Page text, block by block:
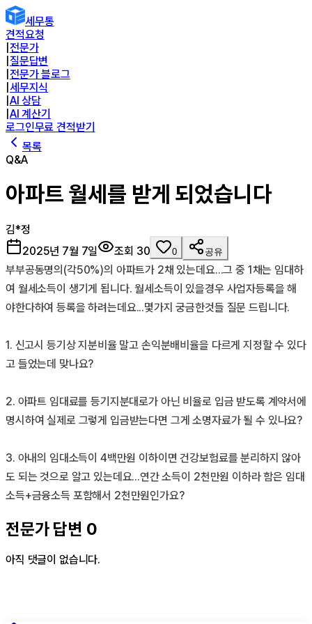
세무통
견적요청
전문가
질문답변
전문가 블로그
세무지식
AI 상담
AI 계산기
로그인무료 견적받기
목록
Q&A
아파트 월세를 받게 되었습니다
김*정
2025년 7월 7일
조회 30 0 공유
부부공동명의(각50%)의 아파트가 2채 있는데요...그 중 1채는 임대하
여 월세소득이 생기게 됩니다. 월세소득이 있을경우 사업자등록을 해
야한다하여 등록을 하려는데요...몇가지 궁금한것들 질문 드립니다.
1. 신고시 등기상 지분비율 말고 손익분배비율을 다르게 지정할 수 있다
고 들었는데 맞나요?
2. 아파트 임대료를 등기지분대로가 아닌 비율로 입금 받도록 계약서에
명시하여 실제로 그렇게 입금받는다면 그게 소명자료가 될 수 있나요?
3. 아내의 임대소득이 4백만원 이하이면 건강보험료를 분리하지 않아
도 되는 것으로 알고 있는데요...연간 소득이 2천만원 이하라 함은 임대
소득+금융소득 포함해서 2천만원인가요?
전문가 답변 0
아직 댓글이 없습니다.